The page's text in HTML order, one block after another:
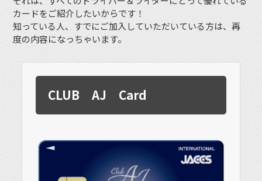
カードをご紹介したいからです！
知っている人、すでにご加入していただいている方は、再
度の内容になっちゃいます。
CLUB AJ Card